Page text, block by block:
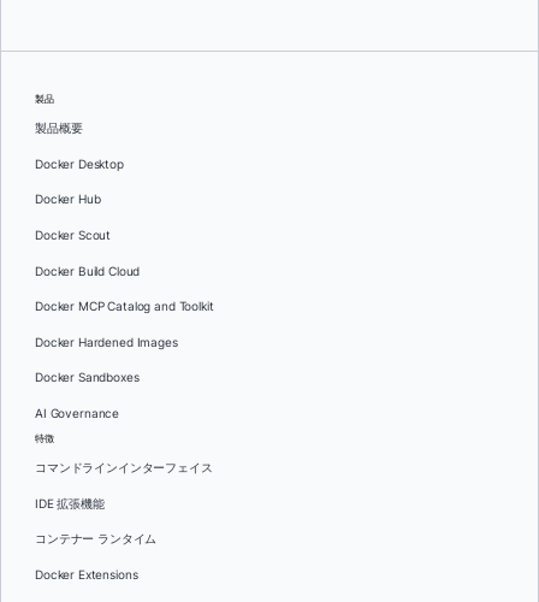
製品
製品概要
Docker Desktop
Docker Hub
Docker Scout
Docker Build Cloud
Docker MCP Catalog and Toolkit
Docker Hardened Images
Docker Sandboxes
AI Governance
特徴
コマンドラインインターフェイス
IDE 拡張機能
コンテナー ランタイム
Docker Extensions